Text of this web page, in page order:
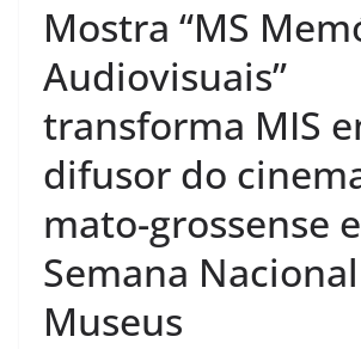
Mostra “MS
Audiovisuais”
transforma MIS
difusor do
mato-grossense
Semana
Museus